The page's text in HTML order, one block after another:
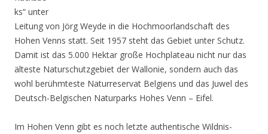
ks“ unter
Leitung von Jörg Weyde in die Hochmoorlandschaft des
Hohen Venns statt. Seit 1957 steht das Gebiet unter Schutz.
Damit ist das 5.000 Hektar große Hochplateau nicht nur das
älteste Naturschutzgebiet der Wallonie, sondern auch das
wohl berühmteste Naturreservat Belgiens und das Juwel des
Deutsch-Belgischen Naturparks Hohes Venn – Eifel.
Im Hohen Venn gibt es noch letzte authentische Wildnis-